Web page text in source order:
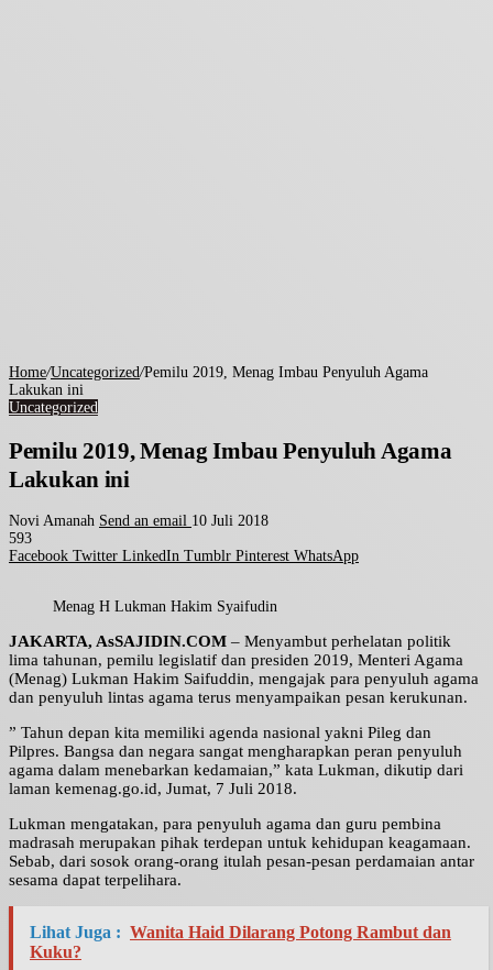
Home/Uncategorized/Pemilu 2019, Menag Imbau Penyuluh Agama
Lakukan ini
Uncategorized
Pemilu 2019, Menag Imbau Penyuluh Agama
Lakukan ini
Novi Amanah Send an email 10 Juli 2018
593
Facebook Twitter LinkedIn Tumblr Pinterest WhatsApp
Menag H Lukman Hakim Syaifudin
JAKARTA, AsSAJIDIN.COM – Menyambut perhelatan politik
lima tahunan, pemilu legislatif dan presiden 2019, Menteri Agama
(Menag) Lukman Hakim Saifuddin, mengajak para penyuluh agama
dan penyuluh lintas agama terus menyampaikan pesan kerukunan.
” Tahun depan kita memiliki agenda nasional yakni Pileg dan
Pilpres. Bangsa dan negara sangat mengharapkan peran penyuluh
agama dalam menebarkan kedamaian,” kata Lukman, dikutip dari
laman kemenag.go.id, Jumat, 7 Juli 2018.
Lukman mengatakan, para penyuluh agama dan guru pembina
madrasah merupakan pihak terdepan untuk kehidupan keagamaan.
Sebab, dari sosok orang-orang itulah pesan-pesan perdamaian antar
sesama dapat terpelihara.
Lihat Juga : Wanita Haid Dilarang Potong Rambut dan
Kuku?